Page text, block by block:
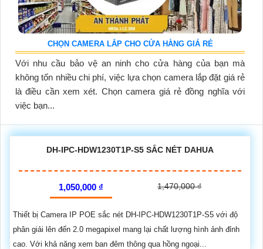
CHỌN CAMERA LẮP CHO CỬA HÀNG GIÁ RẺ
Với nhu cầu bảo vệ an ninh cho cửa hàng của bạn mà
không tốn nhiều chi phí, việc lựa chọn camera lắp đặt giá rẻ
là điều cần xem xét. Chọn camera giá rẻ đồng nghĩa với
việc bạn...
DH-IPC-HDW1230T1P-S5 SẮC NÉT DAHUA
1,050,000 ₫ 1,470,000 ₫
Thiết bị Camera IP POE sắc nét DH-IPC-HDW1230T1P-S5 với độ
phân giải lên đến 2.0 megapixel mang lại chất lượng hình ảnh đỉnh
cao. Với khả năng xem ban đêm thông qua hồng ngoại...